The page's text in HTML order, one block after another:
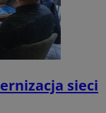
sieci